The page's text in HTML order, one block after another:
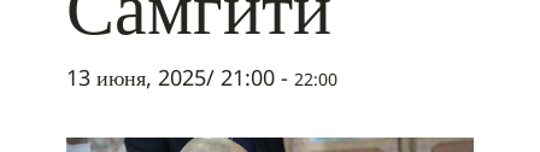
13 июня, 2025/ 21:00 - 22:00